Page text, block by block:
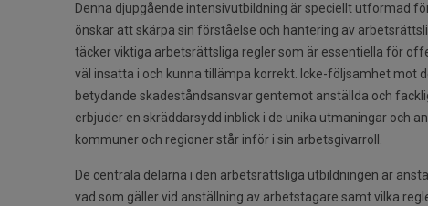
Denna djupgående intensivutbildning är speciellt utformad
önskar att skärpa sin förståelse och hantering av
täcker viktiga arbetsrättsliga regler som är essentiella för
väl insatta i och kunna tillämpa korrekt. Icke-följsamhet mot
betydande skadeståndsansvar gentemot anställda och
erbjuder en skräddarsydd inblick i de unika utmaningar och
kommuner och regioner står inför i sin arbetsgivarroll.
De centrala delarna i den arbetsrättsliga utbildningen är
vad som gäller vid anställning av arbetstagare samt vilka